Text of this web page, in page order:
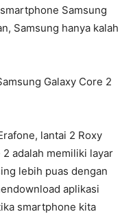
Samsung
Samsung hanya kalah
Galaxy Core 2
lantai 2 Roxy
adalah memiliki layar
lebih puas dengan
aplikasi
smartphone kita